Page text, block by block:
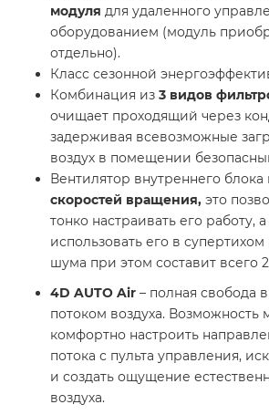
модуля для удаленного
оборудованием (модуль
отдельно).
Класс сезонной
Комбинация из 3 видов
очищает проходящий через
задерживая всевозможные
воздух в помещении
Вентилятор внутреннего
скоростей вращения, это
тонко настраивать его работу,
использовать его в
шума при этом составит всего
4D AUTO Air – полная свобода
потоком воздуха. Возможность
комфортно настроить
потока с пульта управления,
и создать ощущение
воздуха.